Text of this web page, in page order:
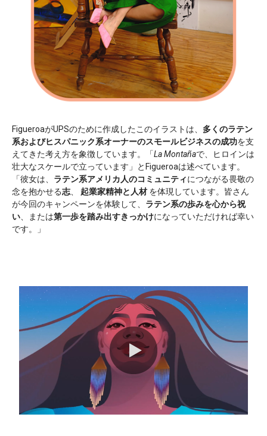
FigueroaがUPSのために作成したこのイラストは、 多くのラテン
系およびヒスパニック系オーナーのスモールビジネスの成功を支
えてきた考え方を象徴しています。「La Montañaで、ヒロインは
壮大なスケールで立っています」とFigueroaは述べています。
「彼女は、 ラテン系アメリカ人のコミュニティにつながる畏敬の
念を抱かせる志 起業家精神と人材 を体現しています。皆さん
が今回のキャンペーンを体験して、 ラテン系の歩みを心から祝
い 、または第一歩を踏み出すきっかけになっていただければ幸い
です。」
0:00 / 0:15